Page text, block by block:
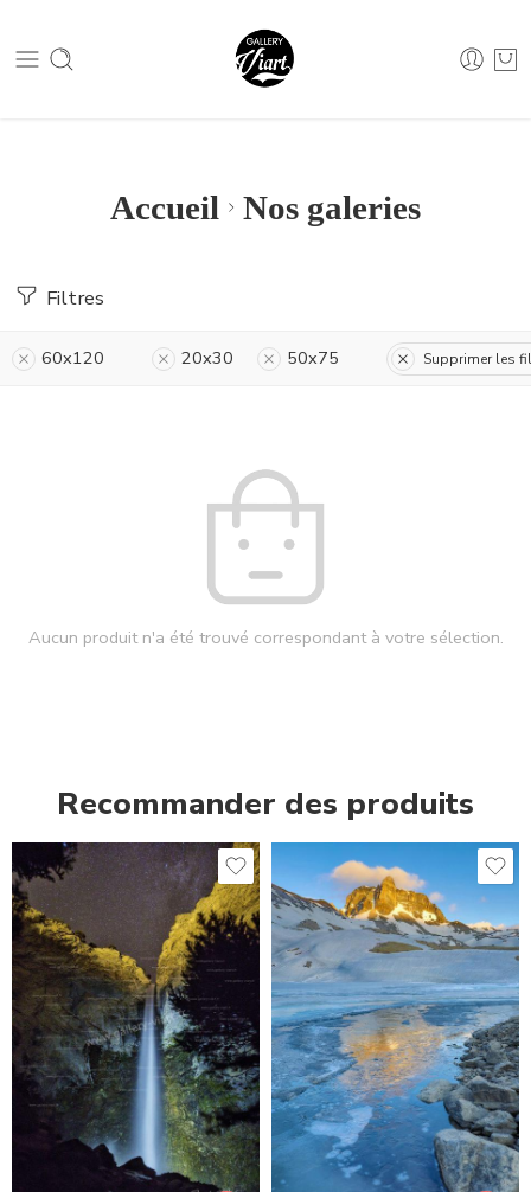
04 79 05 07 62
Accueil Nos galeries
Filtres
60x120 20x30 50x75 Supprimer les
Aucun produit n'a été trouvé correspondant à votre sélection.
Recommander des produits